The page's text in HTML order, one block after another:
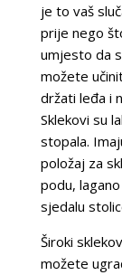
je to vaš
prije nego
umjesto da
možete
držati leđa i
Sklekovi su
stopala.
položaj za
podu,
sjedalu
Široki
možete